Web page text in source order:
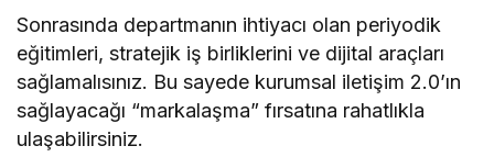
Sonrasında departmanın ihtiyacı olan periyodik
eğitimleri, stratejik iş birliklerini ve dijital araçları
sağlamalısınız. Bu sayede kurumsal iletişim 2.0’ın
sağlayacağı “markalaşma” fırsatına rahatlıkla
ulaşabilirsiniz.